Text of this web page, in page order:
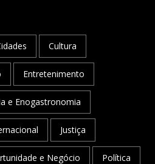
Cultura
Entretenimento
e Enogastronomia
Justiça
e Negócio Política